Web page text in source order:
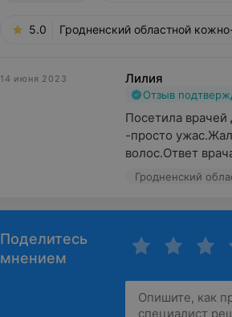
5.0 Гродненский областной
14 июня 2023 Лилия
Отзыв
Посетила врачей
-просто
волос.Ответ
Поделитесь
мнением